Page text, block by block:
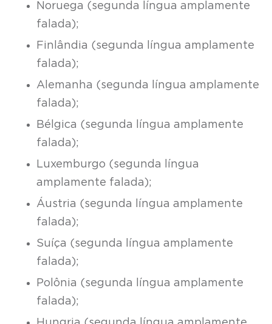
Noruega (segunda língua amplamente
falada);
Finlândia (segunda língua amplamente
falada);
Alemanha (segunda língua amplamente
falada);
Bélgica (segunda língua amplamente
falada);
Luxemburgo (segunda língua
amplamente falada);
Áustria (segunda língua amplamente
falada);
Suíça (segunda língua amplamente
falada);
Polônia (segunda língua amplamente
falada);